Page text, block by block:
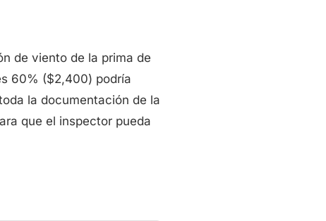
de viento de la prima de
60% ($2,400) podría
la documentación de la
que el inspector pueda